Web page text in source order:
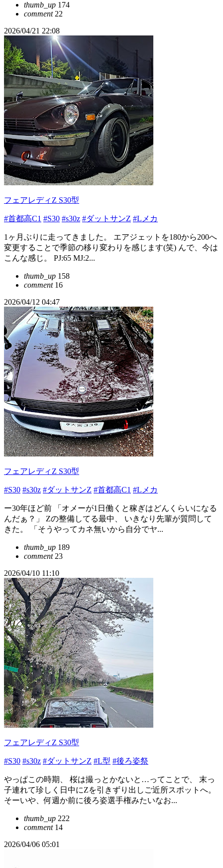
thumb_up 174
comment22
2026/04/21 22:08
フェアレディZ S30型
#首都高C1 #S30 #s30z #ダットサンZ #Lメカ
1ヶ月ぶりに走ってきました。 エアジェットを180から200へ
変更することで季節の移り変わりを感じます(笑) んで、今は
こんな感じ。 PJ:65 MJ:2...
thumb_up 158
comment16
2026/04/12 04:47
フェアレディZ S30型
#S30 #s30z #ダットサンZ #首都高C1 #Lメカ
ー30年ほど前 「オメーが1日働くと稼ぎはどんくらいになる
んだぁ？」 Zの整備してる最中、 いきなり先輩が質問して
きた。 「そうやってカネ無いから自分でヤ...
thumb_up 189
comment23
2026/04/10 11:10
フェアレディZ S30型
#S30 #s30z #ダットサンZ #L型 #後ろ姿祭
やっぱこの時期、 桜は撮っとかないと…ってことで、 末っ
子連れて珍しく日中にZを引きずり出しご近所スポットへ。
そーいや、何週か前に後ろ姿選手権みたいなお...
thumb_up 222
comment14
2026/04/06 05:01